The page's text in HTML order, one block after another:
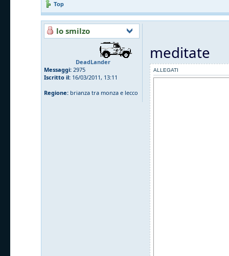
Top
lo smilzo
DeadLander
Messaggi: 2975
Iscritto il: 16/03/2011, 13:11
Regione: brianza tra monza e lecco
meditate
ALLEGATI